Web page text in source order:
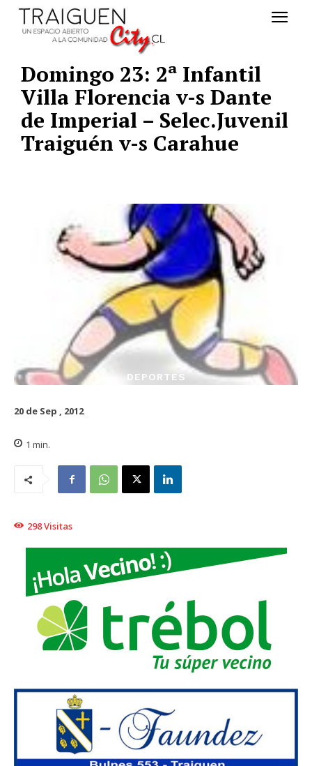
Domingo 23: 2ª Infantil
Villa Florencia v-s Dante
de Imperial – Selec.Juvenil
Traiguén v-s Carahue
DEPORTES
20 de Sep , 2012
1 min.
298Visitas